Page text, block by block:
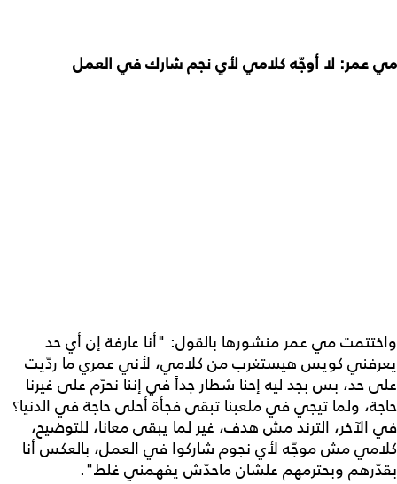
مي عمر: لا أوجّه كلامي لأي نجم شارك في العمل
واختتمت مي عمر منشورها بالقول: "أنا عارفة إن أي حد
يعرفني كويس هيستغرب من كلامي، لأني عمري ما ردّيت
على حد، بس بجد ليه إحنا شطار جداً في إننا نحرّم على غيرنا
حاجة، ولما تيجي في ملعبنا تبقى فجأة أحلى حاجة في الدنيا؟
في الآخر، الترند مش هدف، غير لما يبقى معانا، للتوضيح،
كلامي مش موجّه لأي نجوم شاركوا في العمل، بالعكس أنا
بقدّرهم وبحترمهم علشان ماحدّش يفهمني غلط".